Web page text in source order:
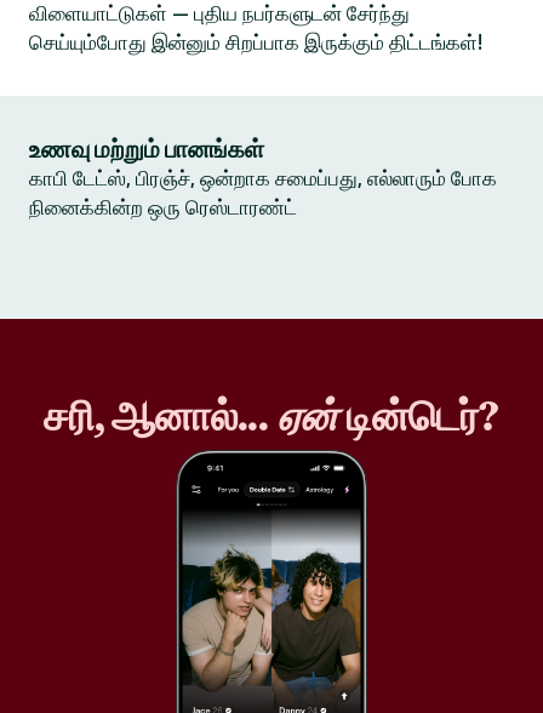
விளையாட்டுகள் — புதிய நபர்களுடன் சேர்ந்து
செய்யும்போது இன்னும் சிறப்பாக இருக்கும் திட்டங்கள்!
உணவு மற்றும் பானங்கள்
காபி டேட்ஸ், பிரஞ்ச், ஒன்றாக சமைப்பது, எல்லாரும் போக
நினைக்கின்ற ஒரு ரெஸ்டாரண்ட்
சரி, ஆனால்... ஏன்டின்டெர்?